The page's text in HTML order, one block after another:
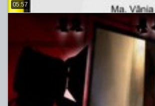
05:57